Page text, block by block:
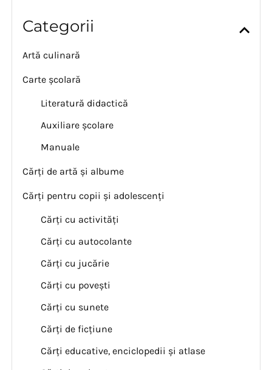
Categorii
Artă culinară
Carte școlară
Literatură didactică
Auxiliare școlare
Manuale
Cărți de artă și albume
Cărți pentru copii și adolescenți
Cărți cu activități
Cărți cu autocolante
Cărți cu jucărie
Cărți cu povești
Cărți cu sunete
Cărți de ficțiune
Cărți educative, enciclopedii și atlase